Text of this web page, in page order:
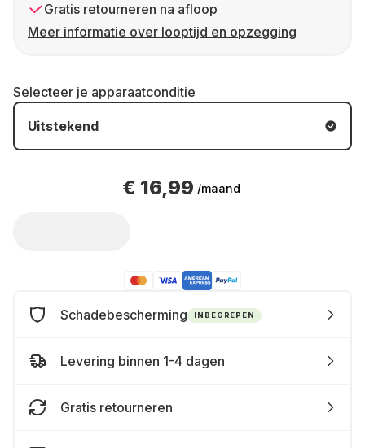
Gratis retourneren na afloop
Meer informatie over looptijd en opzegging
Selecteer je apparaatconditie
Uitstekend
€ 16,99 /maand
Schadebescherming INBEGREPEN
Levering binnen 1-4 dagen
Gratis retourneren